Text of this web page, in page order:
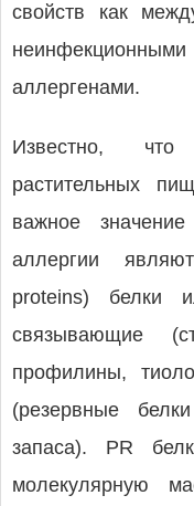
свойств как
аллергенами.
Известно, что
растительных
важное
аллергии
proteins) белки
связывающие
профилины,
(резервные
запаса). PR
молекулярную